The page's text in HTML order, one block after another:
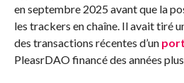
en septembre 2025 avant que la
les trackers en chaîne. Il avait tiré
des transactions récentes d’un
PleasrDAO financé des années